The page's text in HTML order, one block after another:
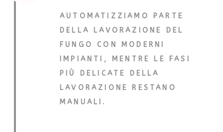
AUTOMATIZZIAMO PARTE
DELLA LAVORAZIONE DEL
FUNGO CON MODERNI
IMPIANTI, MENTRE LE FASI
PIÙ DELICATE DELLA
LAVORAZIONE RESTANO
MANUALI.